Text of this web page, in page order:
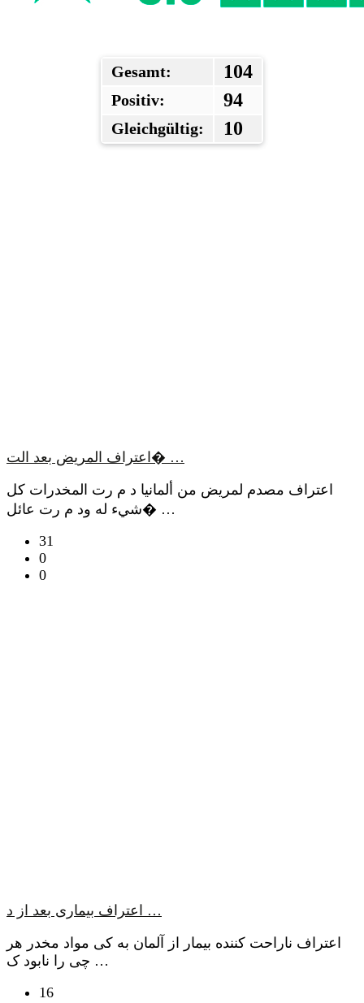
Gesamt: 104
Positiv: 94
Gleichgültig: 10
اعتراف المريض بعد الت� …
اعتراف مصدم لمريض من ألمانيا د م رت المخدرات كل
شيء له ود م رت عائل� …
31
0
0
اعتراف بیماری بعد از د …
اعتراف ناراحت کننده بیمار از آلمان به کی مواد مخدر هر
چی را نابود ک …
16